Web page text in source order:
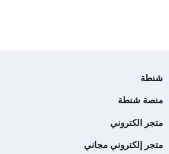
شنطة
منصة شنطة
متجر الكتروني
متجر إلكتروني مجاني